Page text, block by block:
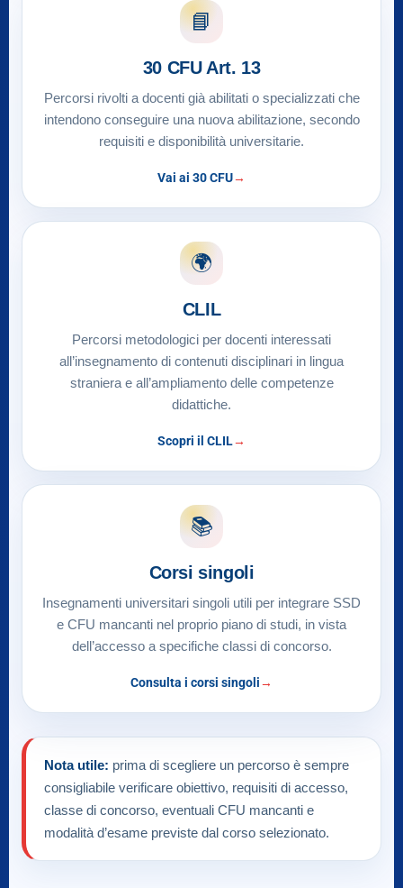
📘
30 CFU Art. 13
Percorsi rivolti a docenti già abilitati o specializzati che
intendono conseguire una nuova abilitazione, secondo
requisiti e disponibilità universitarie.
Vai ai 30 CFU
🌍
CLIL
Percorsi metodologici per docenti interessati
all’insegnamento di contenuti disciplinari in lingua
straniera e all’ampliamento delle competenze
didattiche.
Scopri il CLIL
📚
Corsi singoli
Insegnamenti universitari singoli utili per integrare SSD
e CFU mancanti nel proprio piano di studi, in vista
dell’accesso a specifiche classi di concorso.
Consulta i corsi singoli
Nota utile: prima di scegliere un percorso è sempre
consigliabile verificare obiettivo, requisiti di accesso,
classe di concorso, eventuali CFU mancanti e
modalità d’esame previste dal corso selezionato.